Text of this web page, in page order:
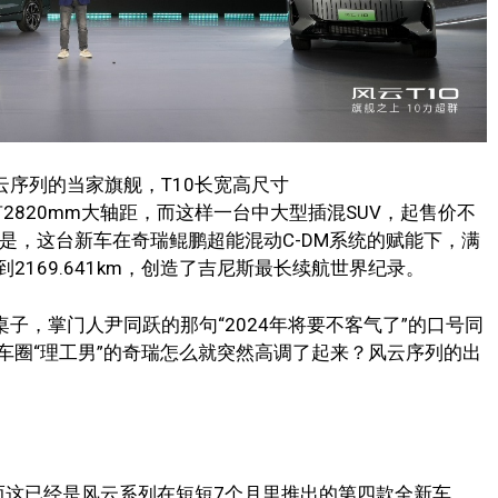
列的当家旗舰，T10长宽高尺寸
大轴距，而这样一台中大型插混SUV，起售价不
，这台新车在奇瑞鲲鹏超能混动C-DM系统的赋能下，满
，创造了吉尼斯最长续航世界纪录。
，掌门人尹同跃的那句“2024年将要不客气了”的口号同
“理工男”的奇瑞怎么就突然高调了起来？风云序列的出